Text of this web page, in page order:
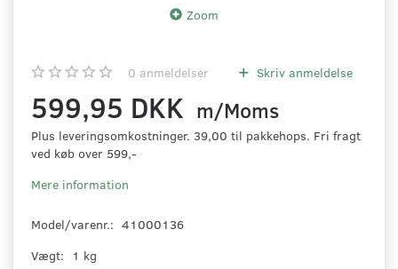
Zoom
0 anmeldelser Skriv anmeldelse
599,95 DKK m/Moms
Plus leveringsomkostninger. 39,00 til pakkehops. Fri fragt
ved køb over 599,-
Mere information
Model/varenr.: 41000136
Vægt:
1 kg